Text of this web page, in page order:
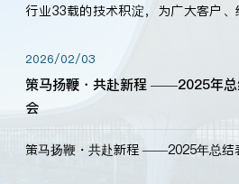
行业33载的技术积淀，为广大客户
2026/02/03
策马扬鞭・共赴新程 ——2025年
会
策马扬鞭・共赴新程 ——2025年总结